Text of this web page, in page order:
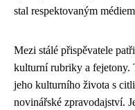
stal respektovaným
Mezi stálé přispěvatele
kulturní rubriky a fejetony.
jeho kulturního života s
novinářské zpravodajství.